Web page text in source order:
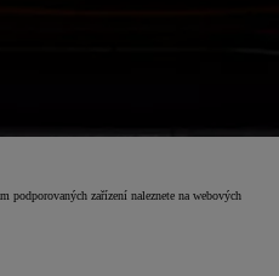
podporovaných zařízení naleznete na webových